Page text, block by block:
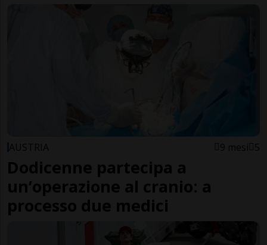
AUSTRIA 9 mesi 5
Dodicenne partecipa a
un’operazione al cranio: a
processo due medici